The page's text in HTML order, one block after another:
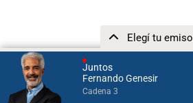
Juntos
Fernando Genesir
Cadena 3
Elegí tu